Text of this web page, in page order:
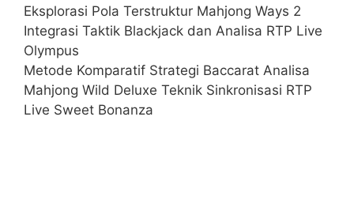
Eksplorasi Pola Terstruktur Mahjong Ways 2
Integrasi Taktik Blackjack dan Analisa RTP Live
Olympus
Metode Komparatif Strategi Baccarat Analisa
Mahjong Wild Deluxe Teknik Sinkronisasi RTP
Live Sweet Bonanza